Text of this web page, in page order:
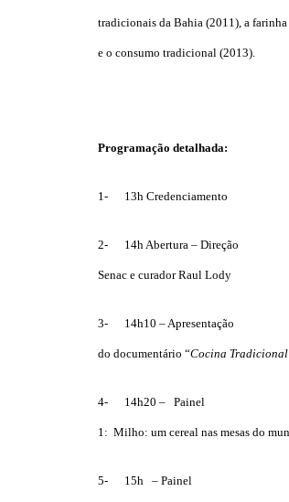
tradicionais da Bahia (2011), a
e o consumo tradicional (2013).
Programação detalhada:
1- 13h Credenciamento
2- 14h Abertura – Direção
Senac e curador Raul Lody
3- 14h10 – Apresentação
do documentário “Cocina Tradicional
4- 14h20 – Painel
1: Milho: um cereal nas mesas do
5- 15h – Painel